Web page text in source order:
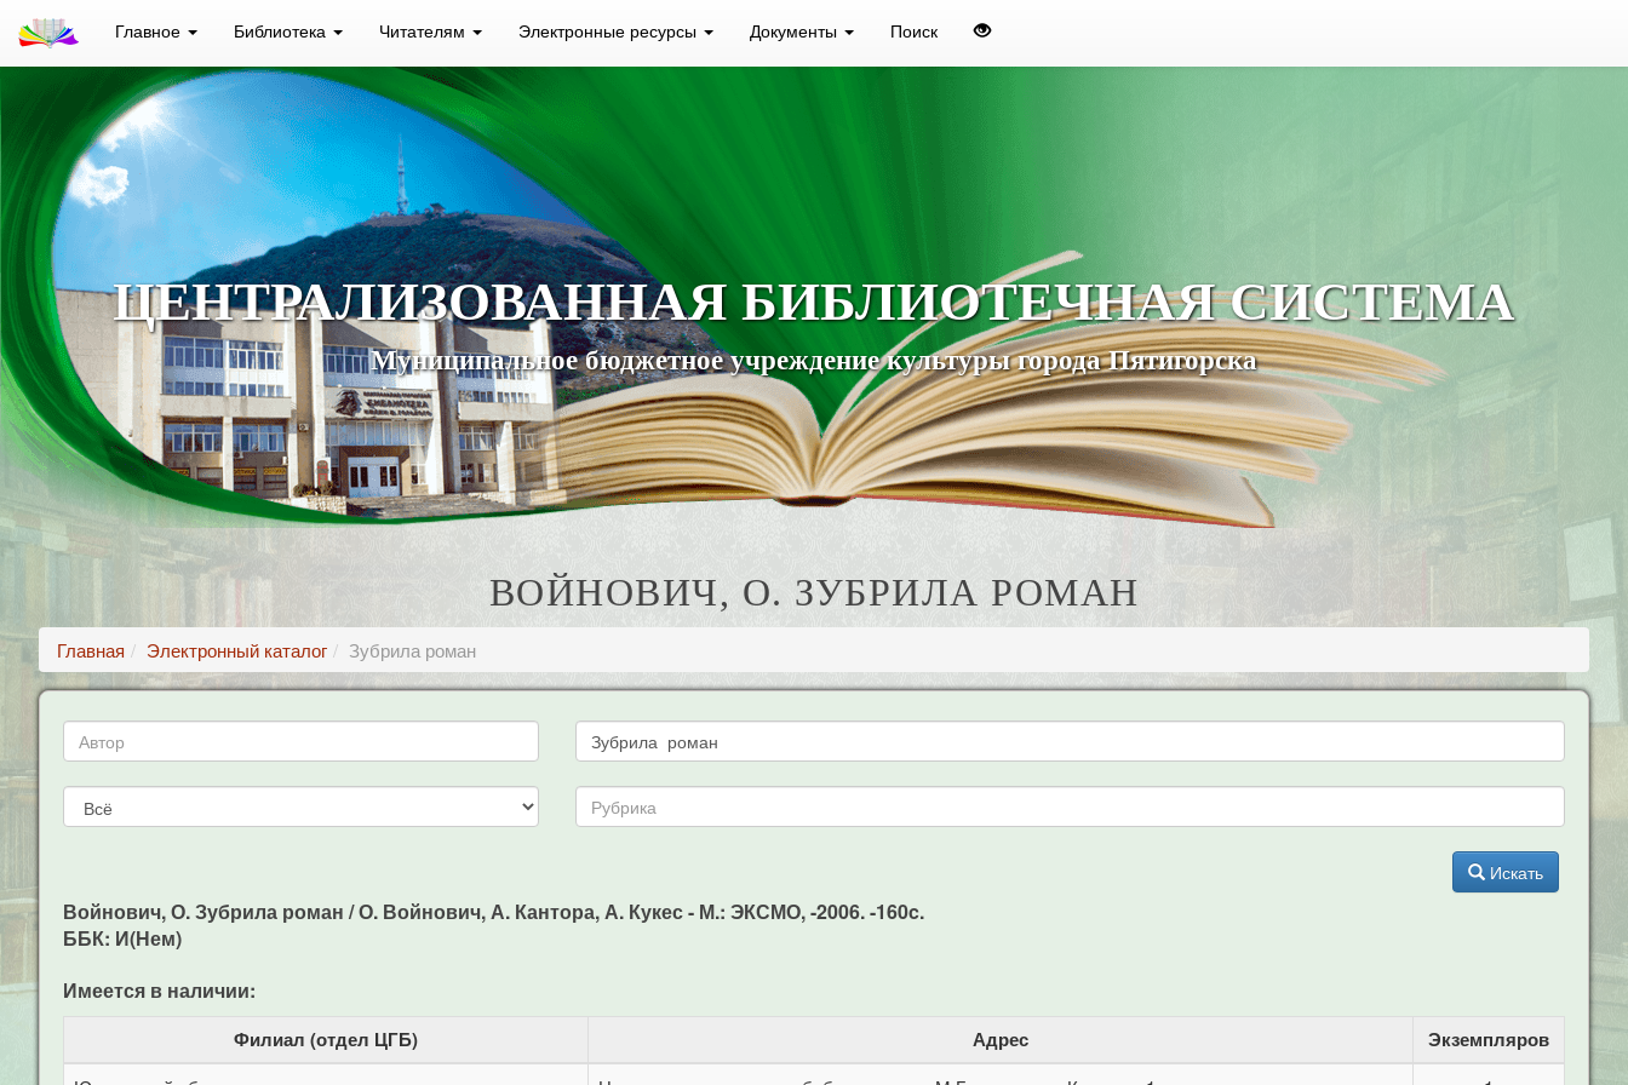
Главное Библиотека Читателям Электронные ресурсы Документы Поиск
ЦЕНТРАЛИЗОВАННАЯ БИБЛИОТЕЧНАЯ СИСТЕМА
Муниципальное бюджетное учреждение культуры города Пятигорска
ВОЙНОВИЧ, О. ЗУБРИЛА РОМАН
Главная Электронный каталог Зубрила роман
Искать
Войнович, О. Зубрила роман / О. Войнович, А. Кантора, А. Кукес - М.: ЭКСМО, -2006. -160c.
ББК: И(Нем)
Имеется в наличии:
Филиал (отдел ЦГБ) Адрес Экземпляров